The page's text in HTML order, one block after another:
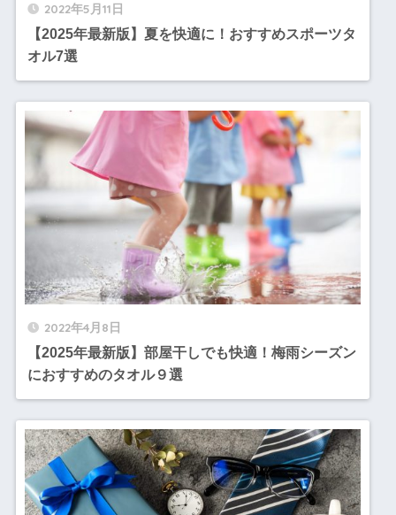
2022年5月11日
【2025年最新版】夏を快適に！おすすめスポーツタ
オル7選
2022年4月8日
【2025年最新版】部屋干しでも快適！梅雨シーズン
におすすめのタオル９選